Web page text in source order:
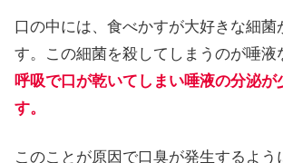
口の中には、食べかすが大好きな細菌
す。この細菌を殺してしまうのが唾液
呼吸で口が乾いてしまい唾液の分泌が
す。
このことが原因で口臭が発生するよう